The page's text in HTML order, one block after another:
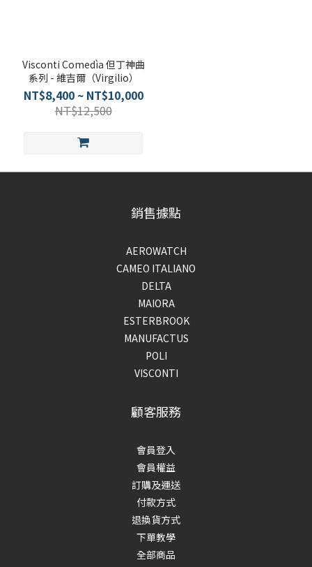
Visconti Comedìa 但丁神曲
系列 - 維吉爾（Virgilio）
NT$8,400 ~ NT$10,000
NT$12,500
銷售據點
AEROWATCH
CAMEO ITALIANO
DELTA
MAIORA
ESTERBROOK
MANUFACTUS
POLI
VISCONTI
顧客服務
會員登入
會員權益
訂購及運送
付款方式
退換貨方式
下單教學
全部商品